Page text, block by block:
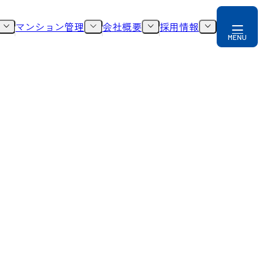
マンション管理 会社概要 採用情報